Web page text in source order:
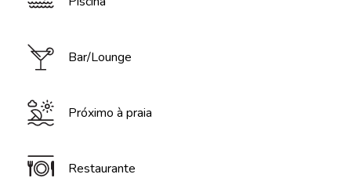
Bar/Lounge
Próximo à praia
Restaurante